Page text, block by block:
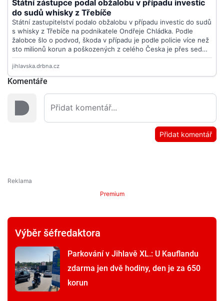
Komentáře
Přidat komentář
Premium
Výběr šéfredaktora
Parkování v Jihlavě XL.: U Kauflandu
zdarma jen dvě hodiny, den je za 650
korun